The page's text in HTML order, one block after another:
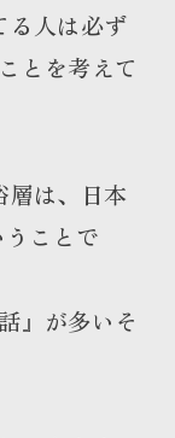
る人は必ず
とを考えて
層は、日本
ことで
』が多いそ